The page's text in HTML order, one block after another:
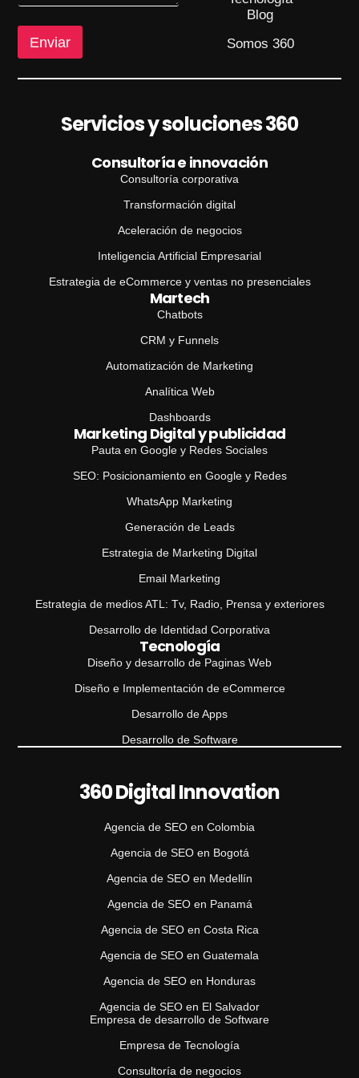
Blog
Somos 360
e
Enviar
Servicios y soluciones 360
Consultoría e innovación
Consultoría corporativa
Transformación digital
Aceleración de negocios
Inteligencia Artificial Empresarial
Estrategia de eCommerce y ventas no presenciales
Martech
Chatbots
CRM y Funnels
Automatización de Marketing
Analítica Web
Dashboards
Marketing Digital y publicidad
Pauta en Google y Redes Sociales
SEO: Posicionamiento en Google y Redes
WhatsApp Marketing
Generación de Leads
Estrategia de Marketing Digital
Email Marketing
Estrategia de medios ATL: Tv, Radio, Prensa y exteriores
Desarrollo de Identidad Corporativa
Tecnología
Diseño y desarrollo de Paginas Web
Diseño e Implementación de eCommerce
Desarrollo de Apps
Desarrollo de Software
360 Digital Innovation
Agencia de SEO en Colombia
Agencia de SEO en Bogotá
Agencia de SEO en Medellín
Agencia de SEO en Panamá
Agencia de SEO en Costa Rica
Agencia de SEO en Guatemala
Agencia de SEO en Honduras
Agencia de SEO en El Salvador
Empresa de desarrollo de Software
Empresa de Tecnología
Consultoría de negocios